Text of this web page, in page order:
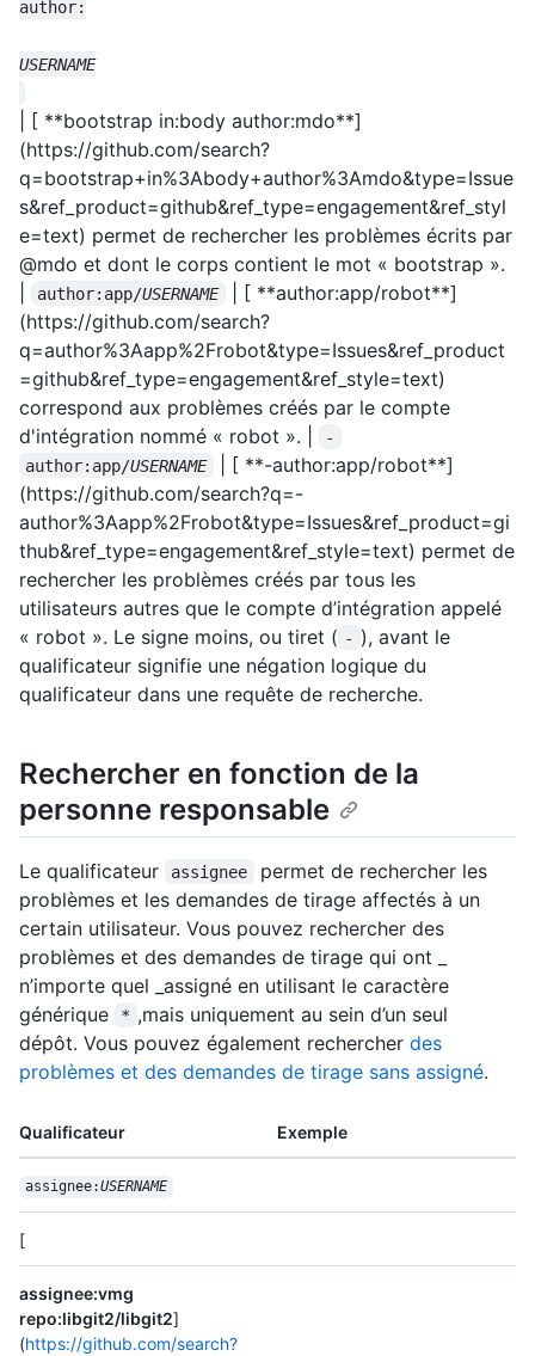
| [ **bootstrap in:body author:mdo**]
(https://github.com/search?
q=bootstrap+in%3Abody+author%3Amdo&type=Issue
s&ref_product=github&ref_type=engagement&ref_styl
e=text) permet de rechercher les problèmes écrits par
@mdo et dont le corps contient le mot « bootstrap ».
author:app/USERNAME
| [ **author:app/robot**]
(https://github.com/search?
q=author%3Aapp%2Frobot&type=Issues&ref_product
=github&ref_type=engagement&ref_style=text)
correspond aux problèmes créés par le compte
d'intégration nommé « robot ». |
-
author:app/USERNAME
| [ **-author:app/robot**]
(https://github.com/search?q=-
author%3Aapp%2Frobot&type=Issues&ref_product=gi
thub&ref_type=engagement&ref_style=text) permet de
rechercher les problèmes créés par tous les
utilisateurs autres que le compte d’intégration appelé
« robot ». Le signe moins, ou tiret ( - ), avant le
qualificateur signifie une négation logique du
qualificateur dans une requête de recherche.
Rechercher en fonction de la
personne responsable
Le qualificateur assignee
permet de rechercher les
problèmes et les demandes de tirage affectés à un
certain utilisateur. Vous pouvez rechercher des
problèmes et des demandes de tirage qui ont _
n’importe quel _assigné en utilisant le caractère
générique
* ,mais uniquement au sein d’un seul
dépôt. Vous pouvez également rechercher des
problèmes et des demandes de tirage sans assigné.
Qualificateur Exemple
assignee:USERNAME
[
assignee:vmg
repo:libgit2/libgit2]
(https://github.com/search?